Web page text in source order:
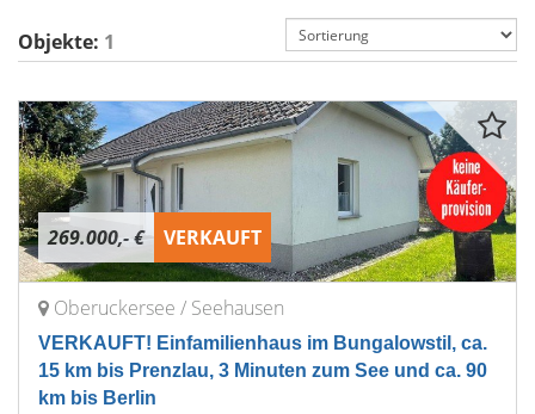
Objekte: 1
269.000,- € VERKAUFT
Oberuckersee / Seehausen
VERKAUFT! Einfamilienhaus im Bungalowstil, ca.
15 km bis Prenzlau, 3 Minuten zum See und ca. 90
km bis Berlin